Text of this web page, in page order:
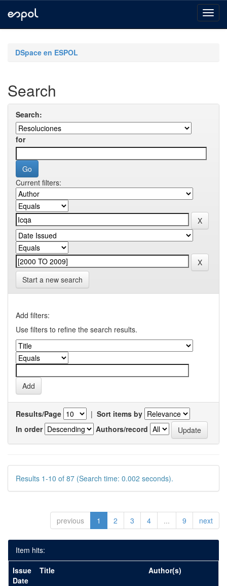
navigationDSpace en ESPOL
Search
Search:
for
Current filters:
Start a new search
Add filters:
Use filters to refine the search results.
Results/Page | Sort items by
In order
Authors/record
Results 1-10 of 87 (Search time: 0.002 seconds).
previous 1 2 3 4 ... 9 next
Item hits:
Issue
Date
Title Author(s)